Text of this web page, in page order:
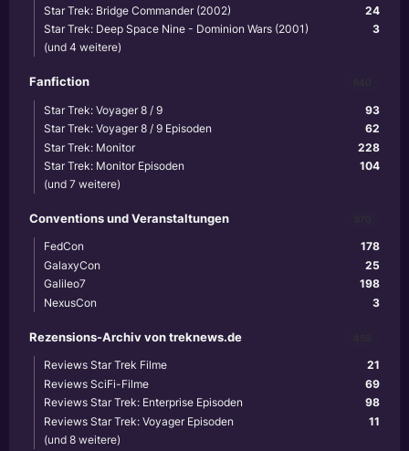
24
Star Trek: Bridge Commander (2002)
3
Star Trek: Deep Space Nine - Dominion Wars (2001)
(und 4 weitere)
Fanfiction
93
Star Trek: Voyager 8 / 9
62
Star Trek: Voyager 8 / 9 Episoden
228
Star Trek: Monitor
104
Star Trek: Monitor Episoden
(und 7 weitere)
Conventions und Veranstaltungen
178
FedCon
25
GalaxyCon
198
Galileo7
3
NexusCon
Rezensions-Archiv von treknews.de
21
Reviews Star Trek Filme
69
Reviews SciFi-Filme
98
Reviews Star Trek: Enterprise Episoden
11
Reviews Star Trek: Voyager Episoden
(und 8 weitere)